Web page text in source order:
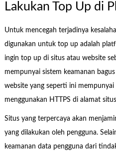
Lakukan Top Up di
Untuk mencegah terjadinya
digunakan untuk top up adalah
ingin top up di situs atau website
mempunyai sistem keamanan
website yang seperti ini
menggunakan HTTPS di alamat
Situs yang terpercaya akan
yang dilakukan oleh pengguna.
keamanan data pengguna dari